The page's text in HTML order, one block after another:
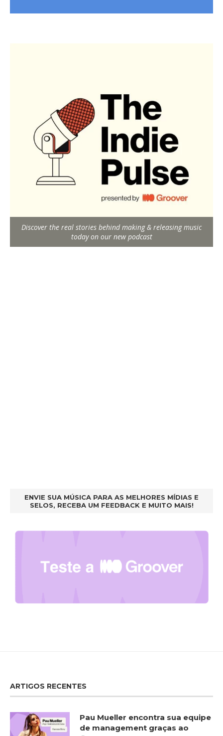
Discover the real stories behind making & releasing music
today on our new podcast
ENVIE SUA MÚSICA PARA AS MELHORES MÍDIAS E
SELOS, RECEBA UM FEEDBACK E MUITO MAIS!
ARTIGOS RECENTES
Pau Mueller encontra sua equipe
de management graças ao